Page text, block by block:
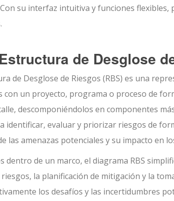
su interfaz intuitiva y funciones flexibles,
de Desglose
de Desglose de Riesgos (RBS) es una
con un proyecto, programa o proceso de
descomponiéndolos en componentes
identificar, evaluar y priorizar riesgos de
las amenazas potenciales y su impacto en
de un marco, el diagrama RBS
la planificación de mitigación y la
los desafíos y las incertidumbres